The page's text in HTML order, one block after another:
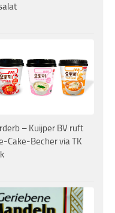
– Kuijper BV ruft
Cake-Becher via TK